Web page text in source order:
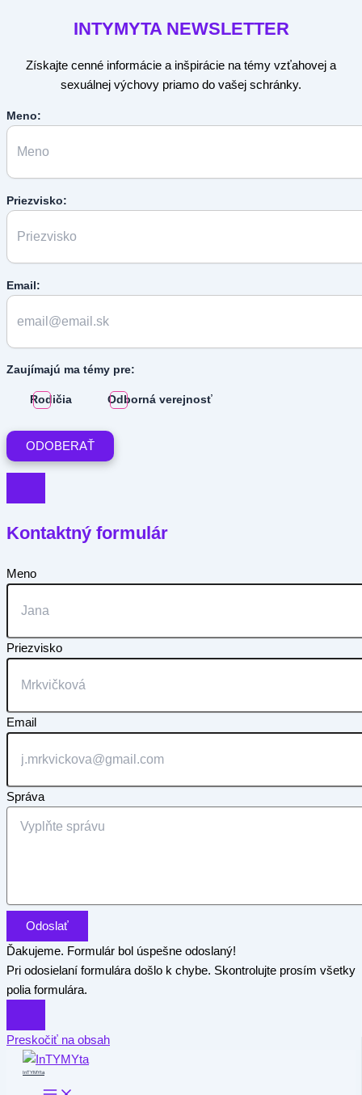
INTYMYTA NEWSLETTER
Získajte cenné informácie a inšpirácie na témy vzťahovej a
sexuálnej výchovy priamo do vašej schránky.
Meno:
Priezvisko:
Email:
Zaujímajú ma témy pre:
Rodičia Odborná verejnosť
Kontaktný formulár
Meno
Priezvisko
Email
Správa
Odoslať
Ďakujeme. Formulár bol úspešne odoslaný!
Pri odosielaní formulára došlo k chybe. Skontrolujte prosím všetky
polia formulára.
Preskočiť na obsah
InTYMYta